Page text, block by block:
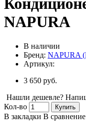
NAPURA
В наличии
Бренд: NAPURA
Артикул:
3 650 руб.
Нашли дешевле?
Кол-во
Купить
В закладки В сравнение